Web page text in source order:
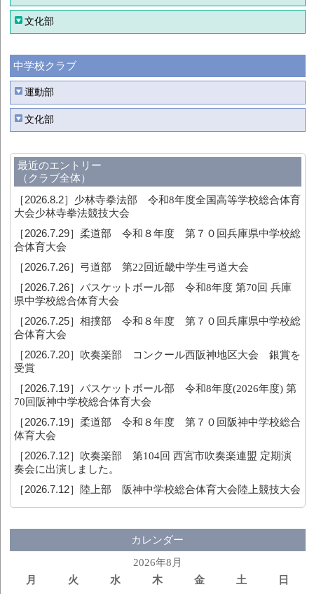
文化部
中学校クラブ
運動部
文化部
最近のエントリー
（クラブ全体）
［2026.8.2］ 少林寺拳法部 令和8年度全国高等学校総合体育
大会少林寺拳法競技大会
［2026.7.29］柔道部 令和８年度 第７０回兵庫県中学校総
合体育大会
［2026.7.26］ 弓道部 第22回近畿中学生弓道大会
［2026.7.26］バスケットボール部 令和8年度 第70回 兵庫
県中学校総合体育大会
［2026.7.25］相撲部 令和８年度 第７０回兵庫県中学校総
合体育大会
［2026.7.20］ 吹奏楽部 コンクール西阪神地区大会 銀賞を
受賞
［2026.7.19］バスケットボール部 令和8年度(2026年度) 第
70回阪神中学校総合体育大会
［2026.7.19］柔道部 令和８年度 第７０回阪神中学校総合
体育大会
［2026.7.12］ 吹奏楽部 第104回 西宮市吹奏楽連盟 定期演
奏会に出演しました。
［2026.7.12］ 陸上部 阪神中学校総合体育大会陸上競技大会
カレンダー
2026年8月
月
火 水 木 金 土
日